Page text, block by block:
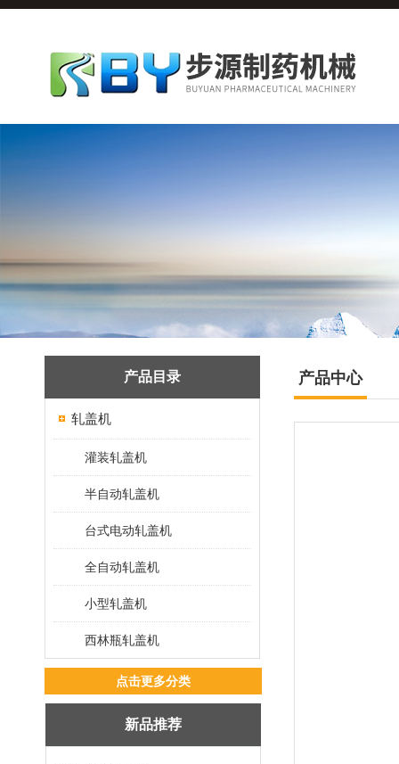
产品目录
轧盖机
灌装轧盖机
半自动轧盖机
台式电动轧盖机
全自动轧盖机
小型轧盖机
西林瓶轧盖机
点击更多分类
新品推荐
产品中心